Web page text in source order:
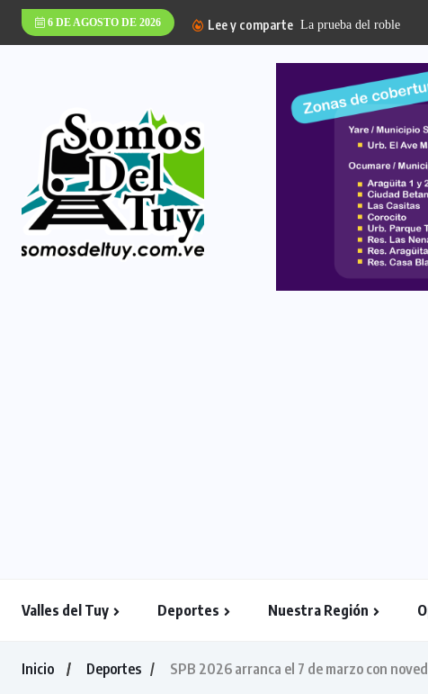
6 DE AGOSTO DE 2026 Lee y comparte La prueba del roble
Valles del Tuy Deportes Nuestra Región
Inicio Deportes SPB 2026 arranca el 7 de marzo con